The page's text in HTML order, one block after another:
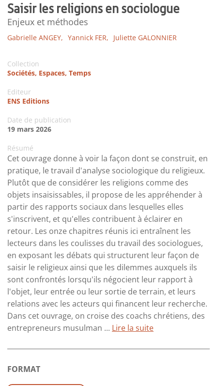
Saisir les religions en sociologue
Enjeux et méthodes
Gabrielle ANGEY, Yannick FER, Juliette GALONNIER
Collection
Sociétés, Espaces, Temps
Editeur
ENS Editions
Date de publication
19 mars 2026
Résumé
Cet ouvrage donne à voir la façon dont se construit, en
pratique, le travail d'analyse sociologique du religieux.
Plutôt que de considérer les religions comme des
objets insaisissables, il propose de les appréhender à
partir des rapports sociaux dans lesquelles elles
s'inscrivent, et qu'elles contribuent à éclairer en
retour. Les onze chapitres réunis ici entraînent les
lecteurs dans les coulisses du travail des sociologues,
en exposant les débats qui structurent leur façon de
saisir le religieux ainsi que les dilemmes auxquels ils
sont confrontés lorsqu'ils négocient leur rapport à
l'objet, leur entrée ou leur sortie de terrain, et leurs
relations avec les acteurs qui financent leur recherche.
Dans cet ouvrage, on croise des coachs chrétiens, des
entrepreneurs musulman ... Lire la suite
FORMAT